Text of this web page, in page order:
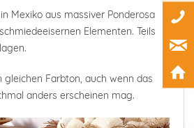
Mexiko aus massiver Ponderosa
Elementen. Teils
gleichen Farbton, auch wenn das
anders erscheinen mag.